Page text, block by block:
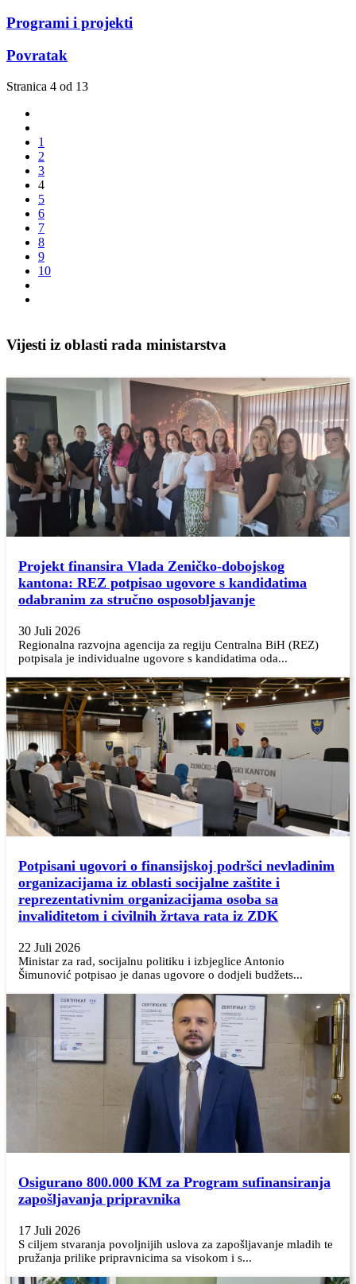
Programi i projekti
Povratak
Stranica 4 od 13
1
2
3
4
5
6
7
8
9
10
Vijesti iz oblasti rada ministarstva
Projekt finansira Vlada Zeničko-dobojskog
kantona: REZ potpisao ugovore s kandidatima
odabranim za stručno osposobljavanje
30 Juli 2026
Regionalna razvojna agencija za regiju Centralna BiH (REZ)
potpisala je individualne ugovore s kandidatima oda...
Potpisani ugovori o finansijskoj podršci nevladinim
organizacijama iz oblasti socijalne zaštite i
reprezentativnim organizacijama osoba sa
invaliditetom i civilnih žrtava rata iz ZDK
22 Juli 2026
Ministar za rad, socijalnu politiku i izbjeglice Antonio
Šimunović potpisao je danas ugovore o dodjeli budžets...
Osigurano 800.000 KM za Program sufinansiranja
zapošljavanja pripravnika
17 Juli 2026
S ciljem stvaranja povoljnijih uslova za zapošljavanje mladih te
pružanja prilike pripravnicima sa visokom i s...